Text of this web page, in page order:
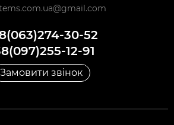
30-52
12-91
Замовити звінок